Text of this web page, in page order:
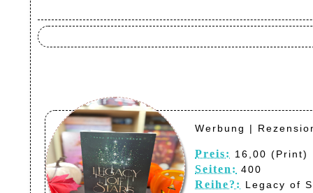
Werbung |
Preis: 16,00 (Print)
Seiten: 400
Reihe?: Legacy of